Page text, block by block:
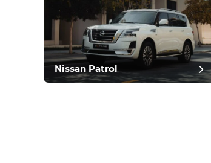
Nissan Patrol